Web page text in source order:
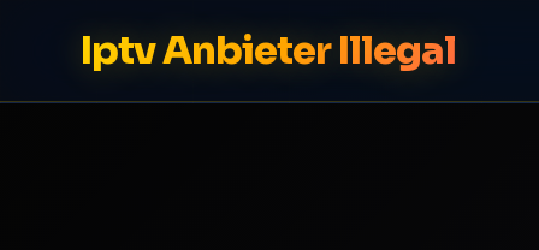
Iptv Anbieter Illegal